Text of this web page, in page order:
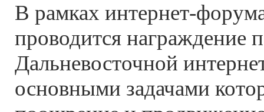
В рамках интернет-
проводится награждение
Дальневосточной
основными задачами